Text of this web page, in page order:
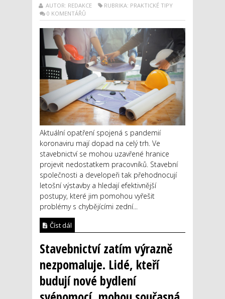
AUTOR: REDAKCE
RUBRIKA: PRAKTICKÉ TIPY
0 KOMENTÁŘŮ
Aktuální opatření spojená s pandemií
koronaviru mají dopad na celý trh. Ve
stavebnictví se mohou uzavřené hranice
projevit nedostatkem pracovníků. Stavební
společnosti a developeři tak přehodnocují
letošní výstavby a hledají efektivnější
postupy, které jim pomohou vyřešit
problémy s chybějícími zední...
Číst dál
Stavebnictví zatím výrazně
nezpomaluje. Lidé, kteří
budují nové bydlení